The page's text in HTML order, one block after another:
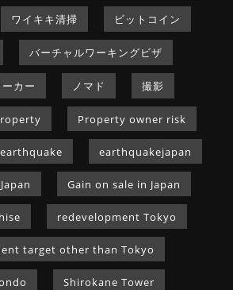
ワイキキ清掃 ビットコイン
バーチャルワーキングビザ
カー ノマド 撮影
Property owner risk
earthquakejapan
Gain on sale in Japan
redevelopment Tokyo
target other than Tokyo
Shirokane Tower